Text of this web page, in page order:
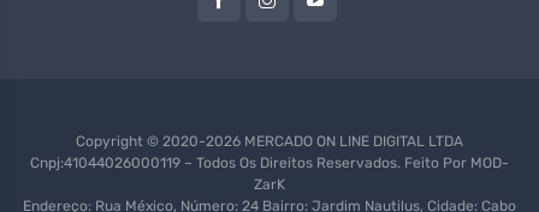
Copyright © 2020-2026 MERCADO ON LINE DIGITAL LTDA
Cnpj:41044026000119 – Todos Os Direitos Reservados. Feito Por MOD-
ZarK
Endereço: Rua México, Número: 24 Bairro: Jardim Nautilus, Cidade: Cabo